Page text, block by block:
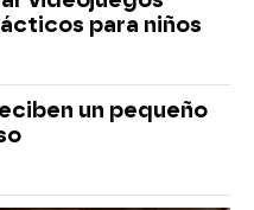
para niños
un pequeño